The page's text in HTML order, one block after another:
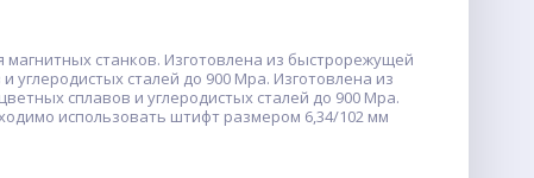
станков. Изготовлена из быстрорежущей
сталей до 900 Mpa. Изготовлена из
сплавов и углеродистых сталей до 900 Mpa.
использовать штифт размером 6,34/102 мм